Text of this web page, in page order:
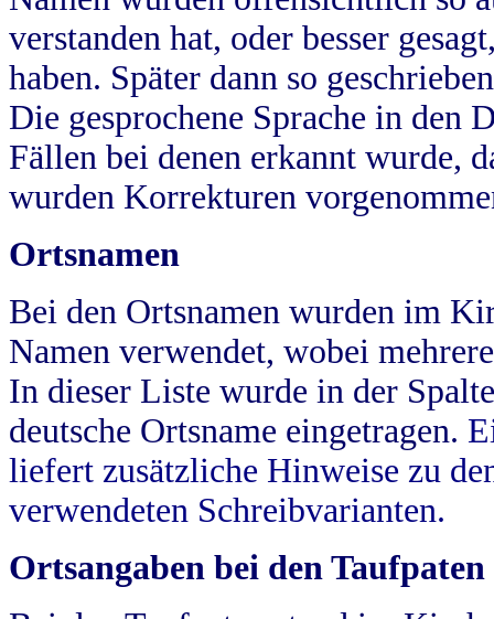
verstanden hat, oder besser
haben. Später dann so
Die gesprochene Sprache in
Fällen bei denen erkannt wurde,
wurden Korrekturen
Ortsnamen
Bei den Ortsnamen wurden im
Namen verwendet, wobei
In dieser Liste wurde in der
deutsche Ortsname eingetragen.
liefert zusätzliche Hinweise zu
verwendeten Schreibvarianten.
Ortsangaben bei den Taufpaten